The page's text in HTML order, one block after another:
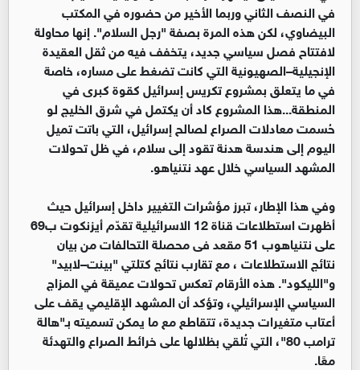
في النصف الثاني وربما الأخير من حضوره في المكتب
البيضاوي، لكن هذه المرة بصفة "رجل السلام". إنها محاولة
لافتتاح فصل سياسي جديد، يتخفف فيه من ثقل العقيدة
الإنجيلية–الصهيونية التي كانت تضغط على مساره، خاصة
في ما يتعلق بمشروع تكريس إسرائيل كقوة كبرى في
المنطقة...هذا المشروع كاد أن يكتمل في شرق الخليج لو
حُسمت معادلات الصراع لصالح إسرائيل، التي باتت تميل
اليوم إلى هندسة هدنة تقود إلى سلام، في ظل تحولات
المشهد السياسي خلال عهد نتنياهو.
وفي هذا الإطار، تبرز مؤشرات التغيير داخل إسرائيل حيث
أظهرت استطلاعات قناة 12 الاسرائيلية تقدّم أيزنكوت ب69
على نتنياهوب 51 مقعد فى محصلة التحالفات من بيان
نتائج الاستطلاعات ، مع تقارب نتائج كتلتي "بينت–لابيد"
و"الليكود". هذه الأرقام تعكس تحولات عميقة في المزاج
السياسي الإسرائيلي، وتؤكد أن المشهد الإقليمي يقف على
أعتاب متغيرات جديدة، تتقاطع مع ما يمكن تسميته بـ"هالة
ترامب 80"، التي تُلقي بظلالها على خرائط الصراع والتهدئة
معًا.